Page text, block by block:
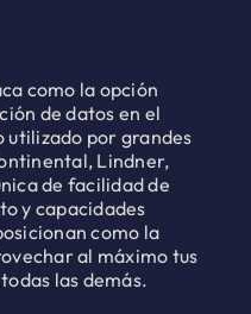
como la opción
de datos en el
utilizado por grandes
Lindner,
de facilidad de
y capacidades
como la
al máximo tus
las demás.